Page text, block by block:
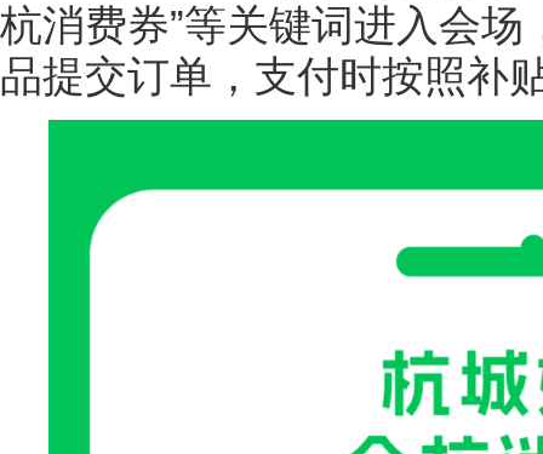
杭消费券”等关键词进入会
品提交订单，支付时按照补